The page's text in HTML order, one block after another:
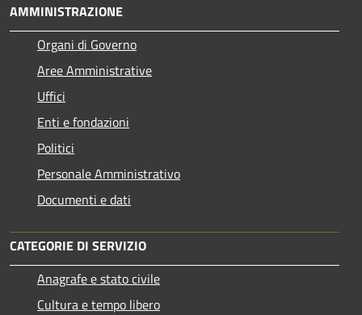
AMMINISTRAZIONE
Organi di Governo
Aree Amministrative
Uffici
Enti e fondazioni
Politici
Personale Amministrativo
Documenti e dati
CATEGORIE DI SERVIZIO
Anagrafe e stato civile
Cultura e tempo libero